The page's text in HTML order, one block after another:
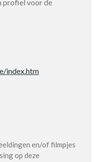
profiel voor de
index.htm
en/of filmpjes
op deze